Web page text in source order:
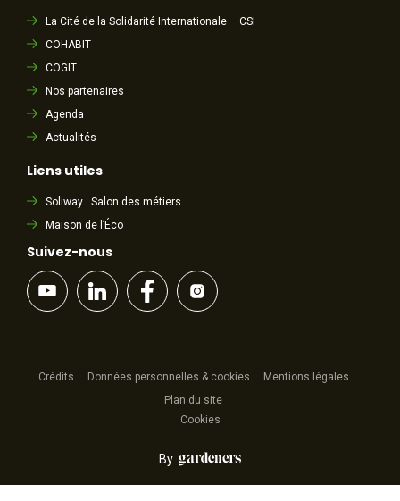
La Cité de la Solidarité Internationale – CSI
COHABIT
COGIT
Nos partenaires
Agenda
Actualités
Liens utiles
Soliway : Salon des métiers
Maison de l’Éco
Suivez-nous
Crédits Données personnelles & cookies
Mentions légales
Plan du site
Cookies
By